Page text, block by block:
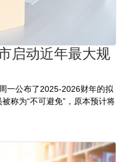
启动近年最大规
一公布了2025-2026财年的拟
称为“不可避免”，原本预计将